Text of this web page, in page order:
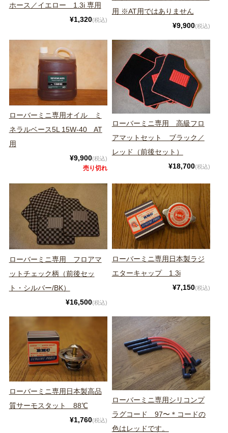
ホース／イエロー 1.3i 専用
¥1,320(税込)
用 ※AT用ではありません
¥9,900(税込)
ローバーミニ専用オイル ミ
ネラルベース5L 15W-40 AT
用
¥9,900(税込)
売り切れ
ローバーミニ専用 高級フロ
アマットセット ブラック／
レッド（前後セット）
¥18,700(税込)
ローバーミニ専用 フロアマ
ットチェック柄（前後セッ
ト・シルバー/BK）
¥16,500(税込)
ローバーミニ専用日本製ラジ
エターキャップ 1.3i
¥7,150(税込)
ローバーミニ専用日本製高品
質サーモスタット 88℃
¥1,760(税込)
ローバーミニ専用シリコンプ
ラグコード 97〜＊コードの
色はレッドです。